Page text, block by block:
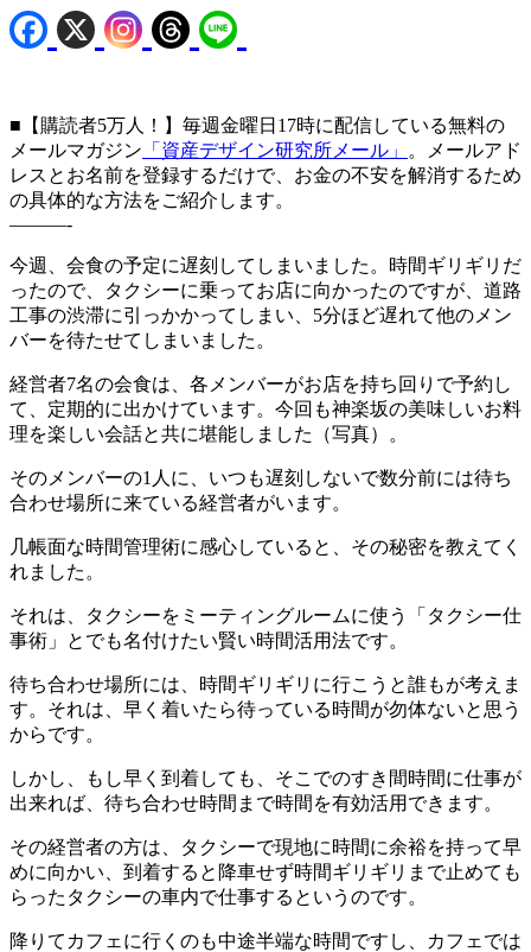
■【購読者5万人！】毎週金曜日17時に配信している無料の
メールマガジン 「資産デザイン研究所メール」
。メールアド
レスとお名前を登録するだけで、お金の不安を解消するため
の具体的な方法をご紹介します。
———-
今週、会食の予定に遅刻してしまいました。時間ギリギリだ
ったので、タクシーに乗ってお店に向かったのですが、道路
工事の渋滞に引っかかってしまい、5分ほど遅れて他のメン
バーを待たせてしまいました。
経営者7名の会食は、各メンバーがお店を持ち回りで予約し
て、定期的に出かけています。今回も神楽坂の美味しいお料
理を楽しい会話と共に堪能しました（写真）。
そのメンバーの1人に、いつも遅刻しないで数分前には待ち
合わせ場所に来ている経営者がいます。
几帳面な時間管理術に感心していると、その秘密を教えてく
れました。
それは、タクシーをミーティングルームに使う「タクシー仕
事術」とでも名付けたい賢い時間活用法です。
待ち合わせ場所には、時間ギリギリに行こうと誰もが考えま
す。それは、早く着いたら待っている時間が勿体ないと思う
からです。
しかし、もし早く到着しても、そこでのすき間時間に仕事が
出来れば、待ち合わせ時間まで時間を有効活用できます。
その経営者の方は、タクシーで現地に時間に余裕を持って早
めに向かい、到着すると降車せず時間ギリギリまで止めても
らったタクシーの車内で仕事するというのです。
降りてカフェに行くのも中途半端な時間ですし、カフェでは